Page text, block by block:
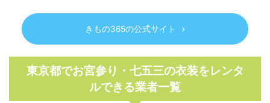
きもの365の公式サイト
東京都でお宮参り・七五三の衣装をレンタ
ルできる業者一覧